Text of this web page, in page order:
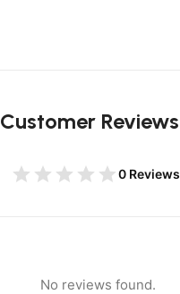
Customer Reviews
0 Reviews
No reviews found.